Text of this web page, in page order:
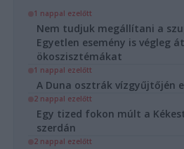
1 nappal ezelőtt
Nem tudjuk megállítani a
Egyetlen esemény is végleg
ökoszisztémákat
1 nappal ezelőtt
A Duna osztrák vízgyűjtőjén
2 nappal ezelőtt
Egy tized fokon múlt a
szerdán
2 nappal ezelőtt